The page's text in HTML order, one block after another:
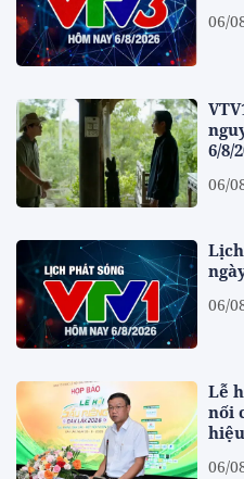
06/
6/8/
06/
06/
Lễ
nối
06/